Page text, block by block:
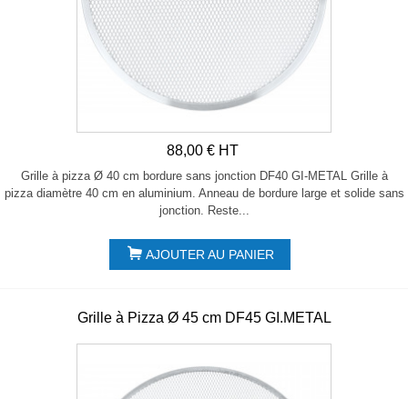
88,00 € HT
Grille à pizza Ø 40 cm bordure sans jonction DF40 GI-METAL Grille à
pizza diamètre 40 cm en aluminium. Anneau de bordure large et solide sans
jonction. Reste...
AJOUTER AU PANIER
Grille à Pizza Ø 45 cm DF45 GI.METAL